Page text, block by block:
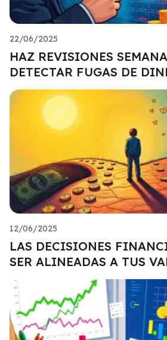
22/06/2025
HAZ REVISIONES
DETECTAR FUGAS DE
12/06/2025
LAS DECISIONES
SER ALINEADAS A TUS